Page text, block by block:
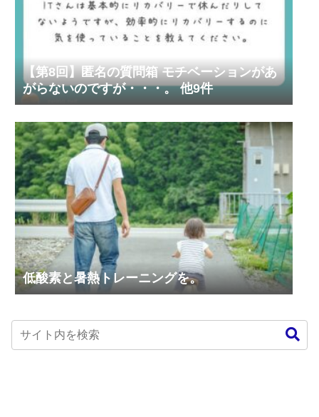
【第8回】匿名の質問箱 モチベーションがあ
がらないのですが・・・。 他9件
低酸素と暑熱トレーニングを。